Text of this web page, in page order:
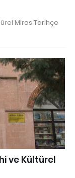
Miras Tarihçe
ve Kültürel